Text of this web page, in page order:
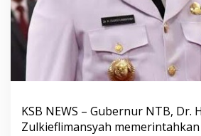
KSB NEWS – Gubernur NTB, Dr.
Zulkieflimansyah